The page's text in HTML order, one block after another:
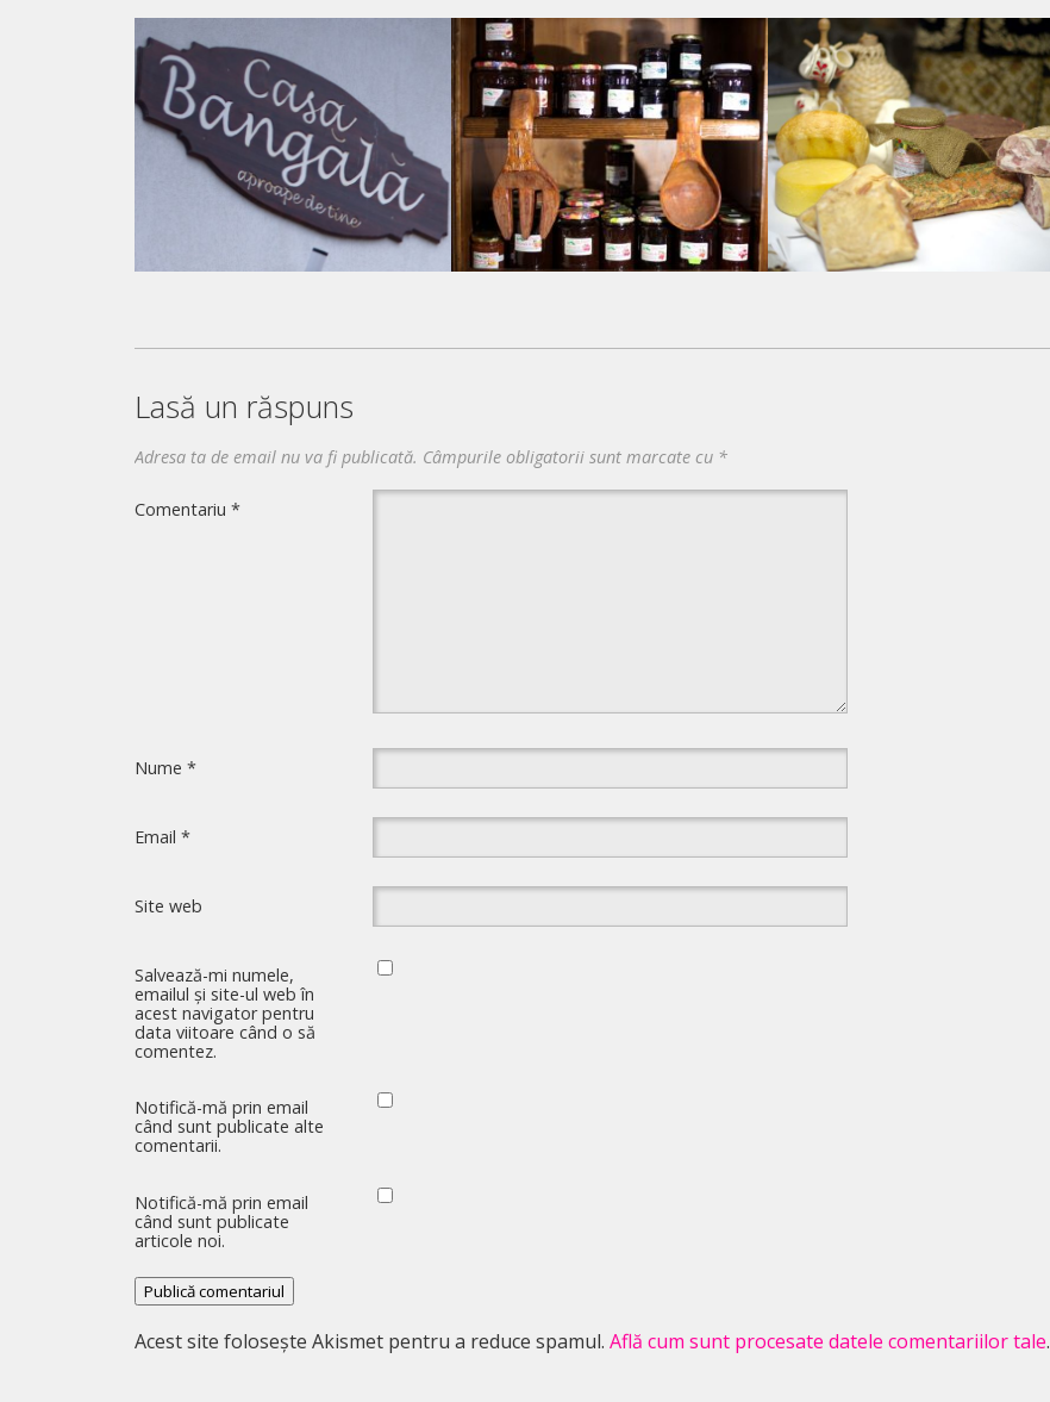
Lasă un răspuns
Adresa ta de email nu va fi publicată. Câmpurile obligatorii sunt marcate cu *
Comentariu*
Nume*
Email*
Site web
Salvează-mi numele,
emailul și site-ul web în
acest navigator pentru
data viitoare când o să
comentez.
Notifică-mă prin email
când sunt publicate alte
comentarii.
Notifică-mă prin email
când sunt publicate
articole noi.
Acest site folosește Akismet pentru a reduce spamul.Află cum sunt procesate datele comentariilor tale.